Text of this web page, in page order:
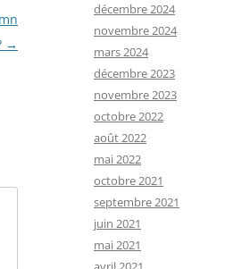
→
décembre 2024
novembre 2024
mars 2024
décembre 2023
novembre 2023
octobre 2022
août 2022
mai 2022
octobre 2021
septembre 2021
juin 2021
mai 2021